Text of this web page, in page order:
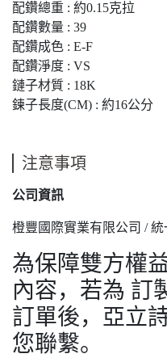
配鑽總重 : 約0.15克拉
配鑽數量 : 39
配鑽成色 : E-F
配鑽淨度 : VS
鏈子材質 : 18K
鍊子長度(CM) : 約16公分
注意事項
公司資訊
橙豐國際實業有限公司 / 統
為保障雙方權
內容，若為 訂
訂單後，亞立
您聯繫。